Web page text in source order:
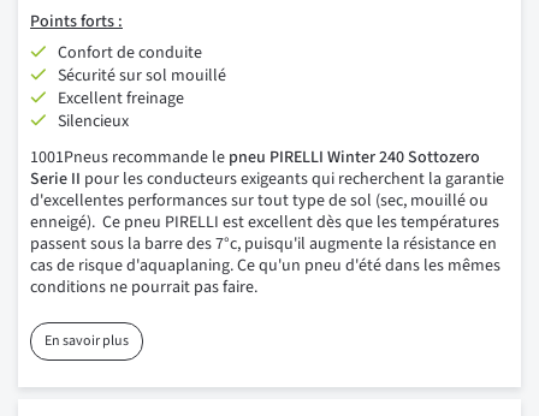
Points forts :
Confort de conduite
Sécurité sur sol mouillé
Excellent freinage
Silencieux
1001Pneus recommande le pneu PIRELLI Winter 240 Sottozero
Serie II pour les conducteurs exigeants qui recherchent la garantie
d'excellentes performances sur tout type de sol (sec, mouillé ou
enneigé). Ce pneu PIRELLI est excellent dès que les températures
passent sous la barre des 7°c, puisqu'il augmente la résistance en
cas de risque d'aquaplaning. Ce qu'un pneu d'été dans les mêmes
conditions ne pourrait pas faire.
En savoir plus